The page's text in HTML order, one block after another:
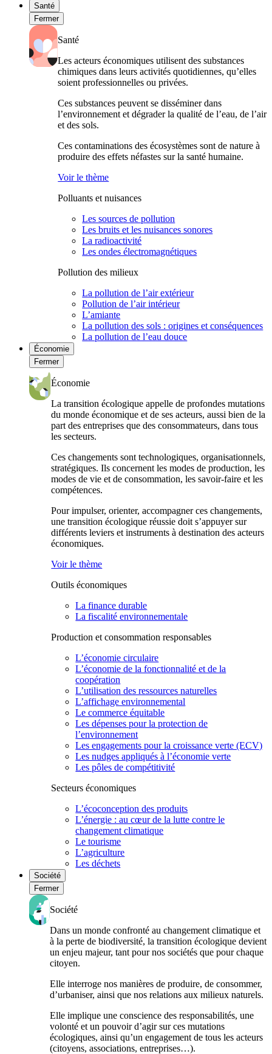
Santé
Fermer
Santé
Les acteurs économiques utilisent des substances
chimiques dans leurs activités quotidiennes, qu’elles
soient professionnelles ou privées.
Ces substances peuvent se disséminer dans
l’environnement et dégrader la qualité de l’eau, de l’air
et des sols.
Ces contaminations des écosystèmes sont de nature à
produire des effets néfastes sur la santé humaine.
Voir le thème
Polluants et nuisances
Les sources de pollution
Les bruits et les nuisances sonores
La radioactivité
Les ondes électromagnétiques
Pollution des milieux
La pollution de l’air extérieur
Pollution de l’air intérieur
L’amiante
La pollution des sols : origines et conséquences
La pollution de l’eau douce
Économie
Fermer
Économie
La transition écologique appelle de profondes mutations
du monde économique et de ses acteurs, aussi bien de la
part des entreprises que des consommateurs, dans tous
les secteurs.
Ces changements sont technologiques, organisationnels,
stratégiques. Ils concernent les modes de production, les
modes de vie et de consommation, les savoir-faire et les
compétences.
Pour impulser, orienter, accompagner ces changements,
une transition écologique réussie doit s’appuyer sur
différents leviers et instruments à destination des acteurs
économiques.
Voir le thème
Outils économiques
La finance durable
La fiscalité environnementale
Production et consommation responsables
L’économie circulaire
L’économie de la fonctionnalité et de la
coopération
L’utilisation des ressources naturelles
L’affichage environnemental
Le commerce équitable
Les dépenses pour la protection de
l’environnement
Les engagements pour la croissance verte (ECV)
Les nudges appliqués à l’économie verte
Les pôles de compétitivité
Secteurs économiques
L’écoconception des produits
L’énergie : au cœur de la lutte contre le
changement climatique
Le tourisme
L’agriculture
Les déchets
Société
Fermer
Société
Dans un monde confronté au changement climatique et
à la perte de biodiversité, la transition écologique devient
un enjeu majeur, tant pour nos sociétés que pour chaque
citoyen.
Elle interroge nos manières de produire, de consommer,
d’urbaniser, ainsi que nos relations aux milieux naturels.
Elle implique une conscience des responsabilités, une
volonté et un pouvoir d’agir sur ces mutations
écologiques, ainsi qu’un engagement de tous les acteurs
(citoyens, associations, entreprises…).